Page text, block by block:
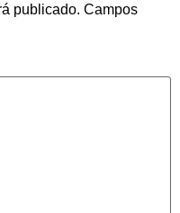
publicado. Campos